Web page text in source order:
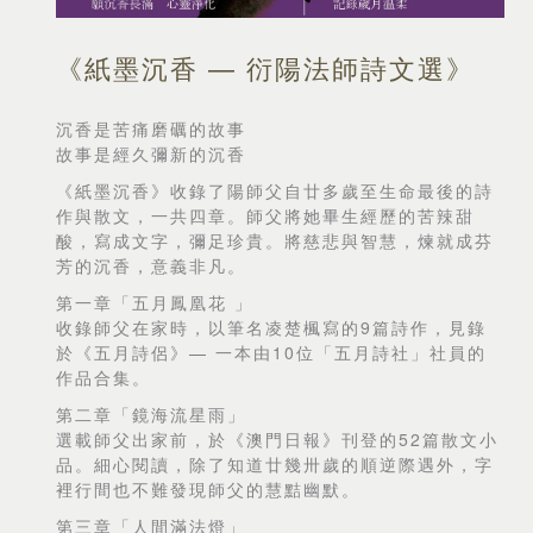
《紙墨沉香 — 衍陽法師詩文選》
沉香是苦痛磨礪的故事
故事是經久彌新的沉香
《紙墨沉香》收錄了陽師父自廿多歲至生命最後的詩
作與散文，一共四章。師父將她畢生經歷的苦辣甜
酸，寫成文字，彌足珍貴。將慈悲與智慧，煉就成芬
芳的沉香，意義非凡。
第一章「五月鳳凰花 」
收錄師父在家時，以筆名凌楚楓寫的9篇詩作，見錄
於《五月詩侶》— 一本由10位「五月詩社」社員的
作品合集。
第二章「鏡海流星雨」
選載師父出家前，於《澳門日報》刊登的52篇散文小
品。細心閱讀，除了知道廿幾卅歲的順逆際遇外，字
裡行間也不難發現師父的慧黠幽默。
第三章「人間滿法燈」